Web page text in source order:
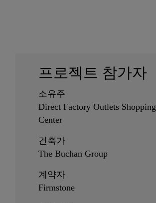
프로젝트 참가자
소유주
Direct Factory Outlets Shopping
Center
건축가
The Buchan Group
계약자
Firmstone